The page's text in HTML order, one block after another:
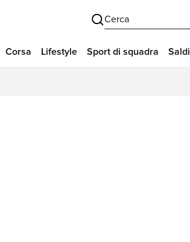
Cerca
Corsa Lifestyle Sport di squadra Saldi